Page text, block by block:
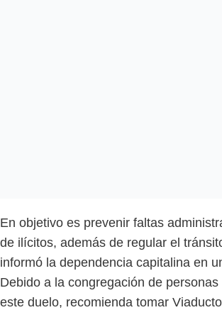
En objetivo es prevenir faltas
de ilícitos, además de regular el
informó la dependencia capitalina en
Debido a la congregación de
este duelo, recomienda tomar